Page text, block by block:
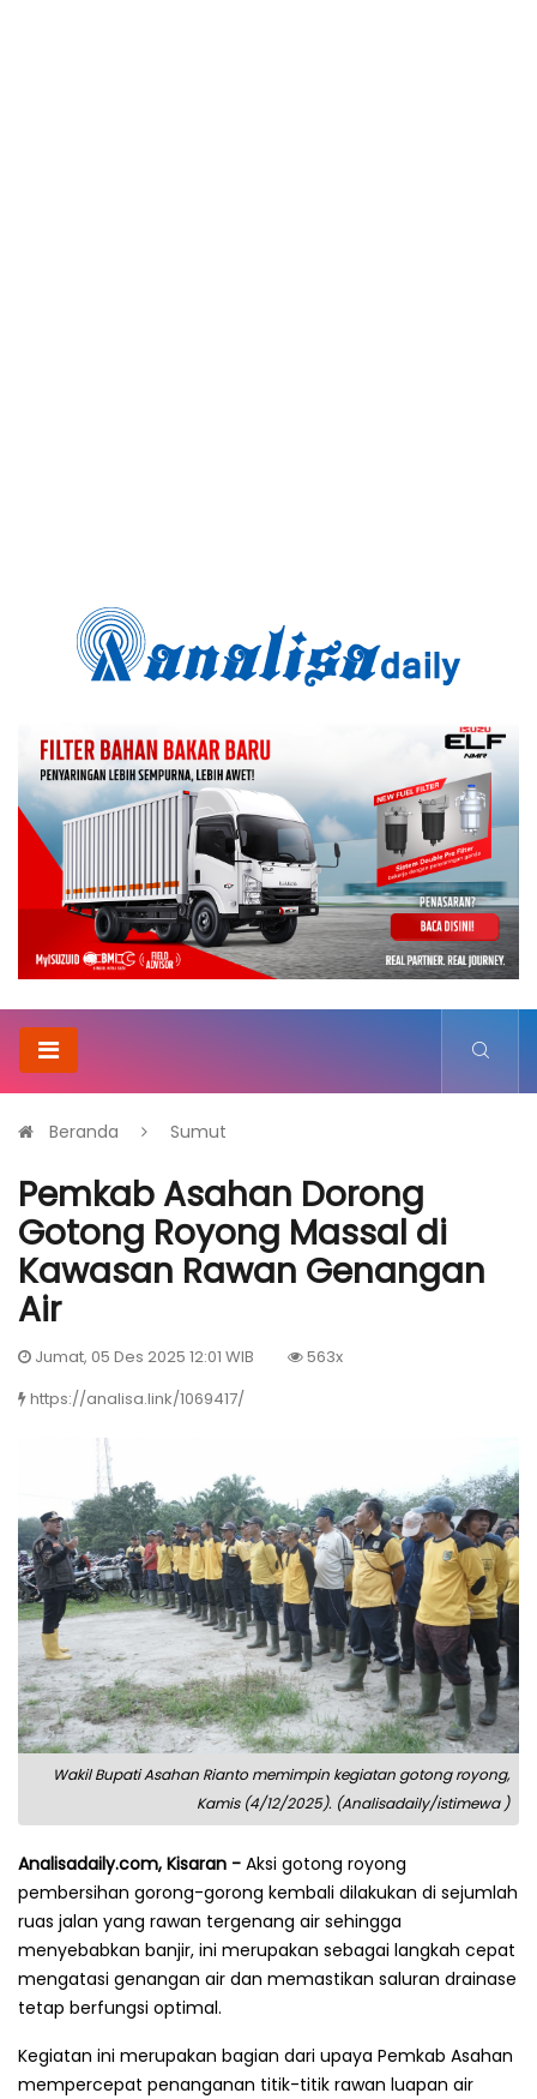
Beranda Sumut
Pemkab Asahan Dorong
Gotong Royong Massal di
Kawasan Rawan Genangan
Air
Jumat, 05 Des 2025 12:01 WIB
563x
https://analisa.link/1069417/
Wakil Bupati Asahan Rianto memimpin kegiatan gotong royong,
Kamis (4/12/2025). (Analisadaily/istimewa )
Analisadaily.com, Kisaran - Aksi gotong royong
pembersihan gorong-gorong kembali dilakukan di sejumlah
ruas jalan yang rawan tergenang air sehingga
menyebabkan banjir, ini merupakan sebagai langkah cepat
mengatasi genangan air dan memastikan saluran drainase
tetap berfungsi optimal.
Kegiatan ini merupakan bagian dari upaya Pemkab Asahan
mempercepat penanganan titik-titik rawan luapan air